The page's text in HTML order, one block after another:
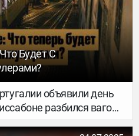
локации на свой вкус. В
много прекрасных
Будет С
объявили день
разбился вагон
одного из самых